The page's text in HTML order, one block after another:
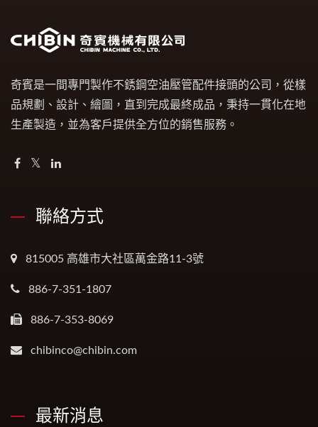
奇賓是一間專門製作不銹鋼空油壓管配件接頭的公司，從樣
品規劃、設計、繪圖，直到完成最終成品，秉持一貫化在地
生產製造，並為客戶提供全方位的銷售服務。
聯絡方式
815005 高雄市大社區萬金路11-3號
886-7-351-1807
886-7-353-8069
chibinco@chibin.com
最新消息